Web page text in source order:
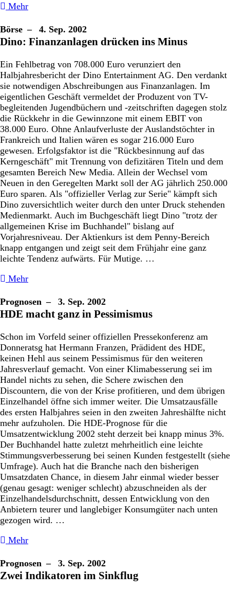
Mehr
Börse – 4. Sep. 2002
Dino: Finanzanlagen drücken ins Minus
Ein Fehlbetrag von 708.000 Euro verunziert den
Halbjahresbericht der Dino Entertainment AG. Den verdankt
sie notwendigen Abschreibungen aus Finanzanlagen. Im
eigentlichen Geschäft vermeldet der Produzent von TV-
begleitenden Jugendbüchern und -zeitschriften dagegen stolz
die Rückkehr in die Gewinnzone mit einem EBIT von
38.000 Euro. Ohne Anlaufverluste der Auslandstöchter in
Frankreich und Italien wären es sogar 216.000 Euro
gewesen. Erfolgsfaktor ist die "Rückbesinnung auf das
Kerngeschäft" mit Trennung von defizitären Titeln und dem
gesamten Bereich New Media. Allein der Wechsel vom
Neuen in den Geregelten Markt soll der AG jährlich 250.000
Euro sparen. Als "offizieller Verlag zur Serie" kämpft sich
Dino zuversichtlich weiter durch den unter Druck stehenden
Medienmarkt. Auch im Buchgeschäft liegt Dino "trotz der
allgemeinen Krise im Buchhandel" bislang auf
Vorjahresniveau. Der Aktienkurs ist dem Penny-Bereich
knapp entgangen und zeigt seit dem Frühjahr eine ganz
leichte Tendenz aufwärts. Für Mutige. …
Mehr
Prognosen – 3. Sep. 2002
HDE macht ganz in Pessimismus
Schon im Vorfeld seiner offiziellen Pressekonferenz am
Donneratsg hat Hermann Franzen, Prädident des HDE,
keinen Hehl aus seinem Pessimismus für den weiteren
Jahresverlauf gemacht. Von einer Klimabesserung sei im
Handel nichts zu sehen, die Schere zwischen den
Discountern, die von der Krise profitieren, und dem übrigen
Einzelhandel öffne sich immer weiter. Die Umsatzausfälle
des ersten Halbjahres seien in den zweiten Jahreshälfte nicht
mehr aufzuholen. Die HDE-Prognose für die
Umsatzentwicklung 2002 steht derzeit bei knapp minus 3%.
Der Buchhandel hatte zuletzt mehrheitlich eine leichte
Stimmungsverbesserung bei seinen Kunden festgestellt (siehe
Umfrage). Auch hat die Branche nach den bisherigen
Umsatzdaten Chance, in diesem Jahr einmal wieder besser
(genau gesagt: weniger schlecht) abzuschneiden als der
Einzelhandelsdurchschnitt, dessen Entwicklung von den
Anbietern teurer und langlebiger Konsumgüter nach unten
gezogen wird. …
Mehr
Prognosen – 3. Sep. 2002
Zwei Indikatoren im Sinkflug